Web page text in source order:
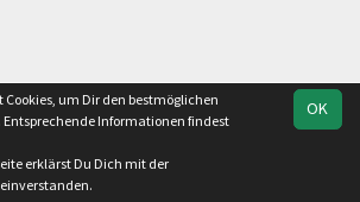
OK
Cookies, um Dir den bestmöglichen
Entsprechende Informationen findest
erklärst Du Dich mit der